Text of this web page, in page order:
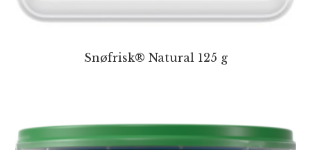
Snøfrisk® Natural 125 g